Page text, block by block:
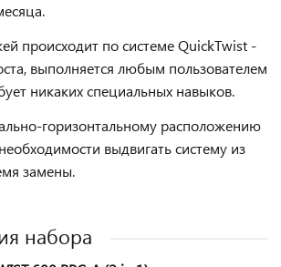
происходит по системе QuickTwist -
выполняется любым пользователем
никаких специальных навыков.
горизонтальному расположению
выдвигать систему из
замены.
набора